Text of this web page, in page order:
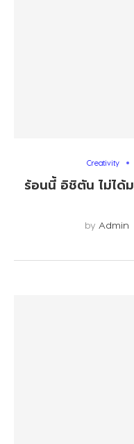
Creativity
ร้อนนี้ อิชิตัน ไม่ได้
by Admin